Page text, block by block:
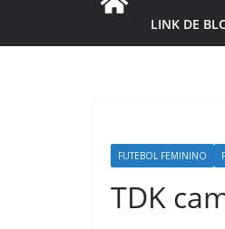
LINK DE
FUTEBOL FEMININO
TDK